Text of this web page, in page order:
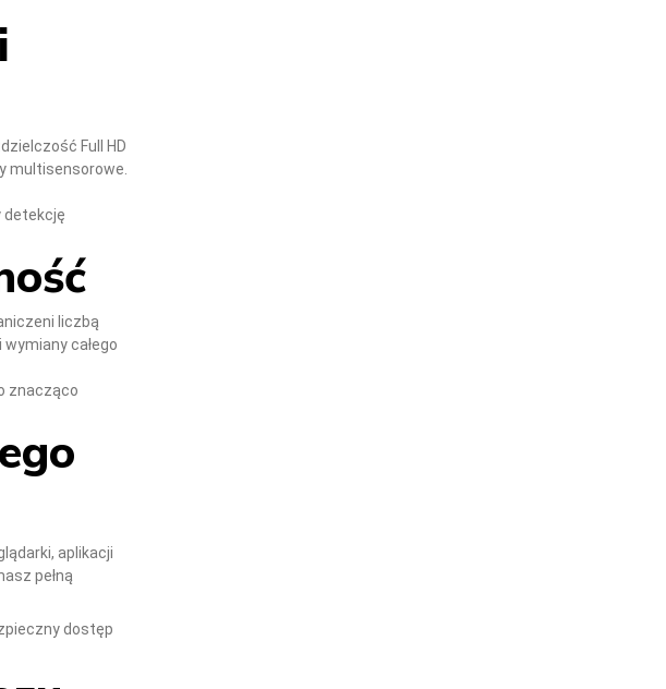
Full HD
multisensorowe.
detekcję
liczbą
całego
znacząco
aplikacji
pełną
dostęp